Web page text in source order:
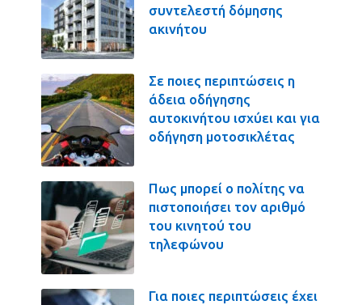
συντελεστή δόμησης
ακινήτου
Σε ποιες περιπτώσεις η
άδεια οδήγησης
αυτοκινήτου ισχύει και για
οδήγηση μοτοσικλέτας
Πως μπορεί ο πολίτης να
πιστοποιήσει τον αριθμό
του κινητού του
τηλεφώνου
Για ποιες περιπτώσεις έχει